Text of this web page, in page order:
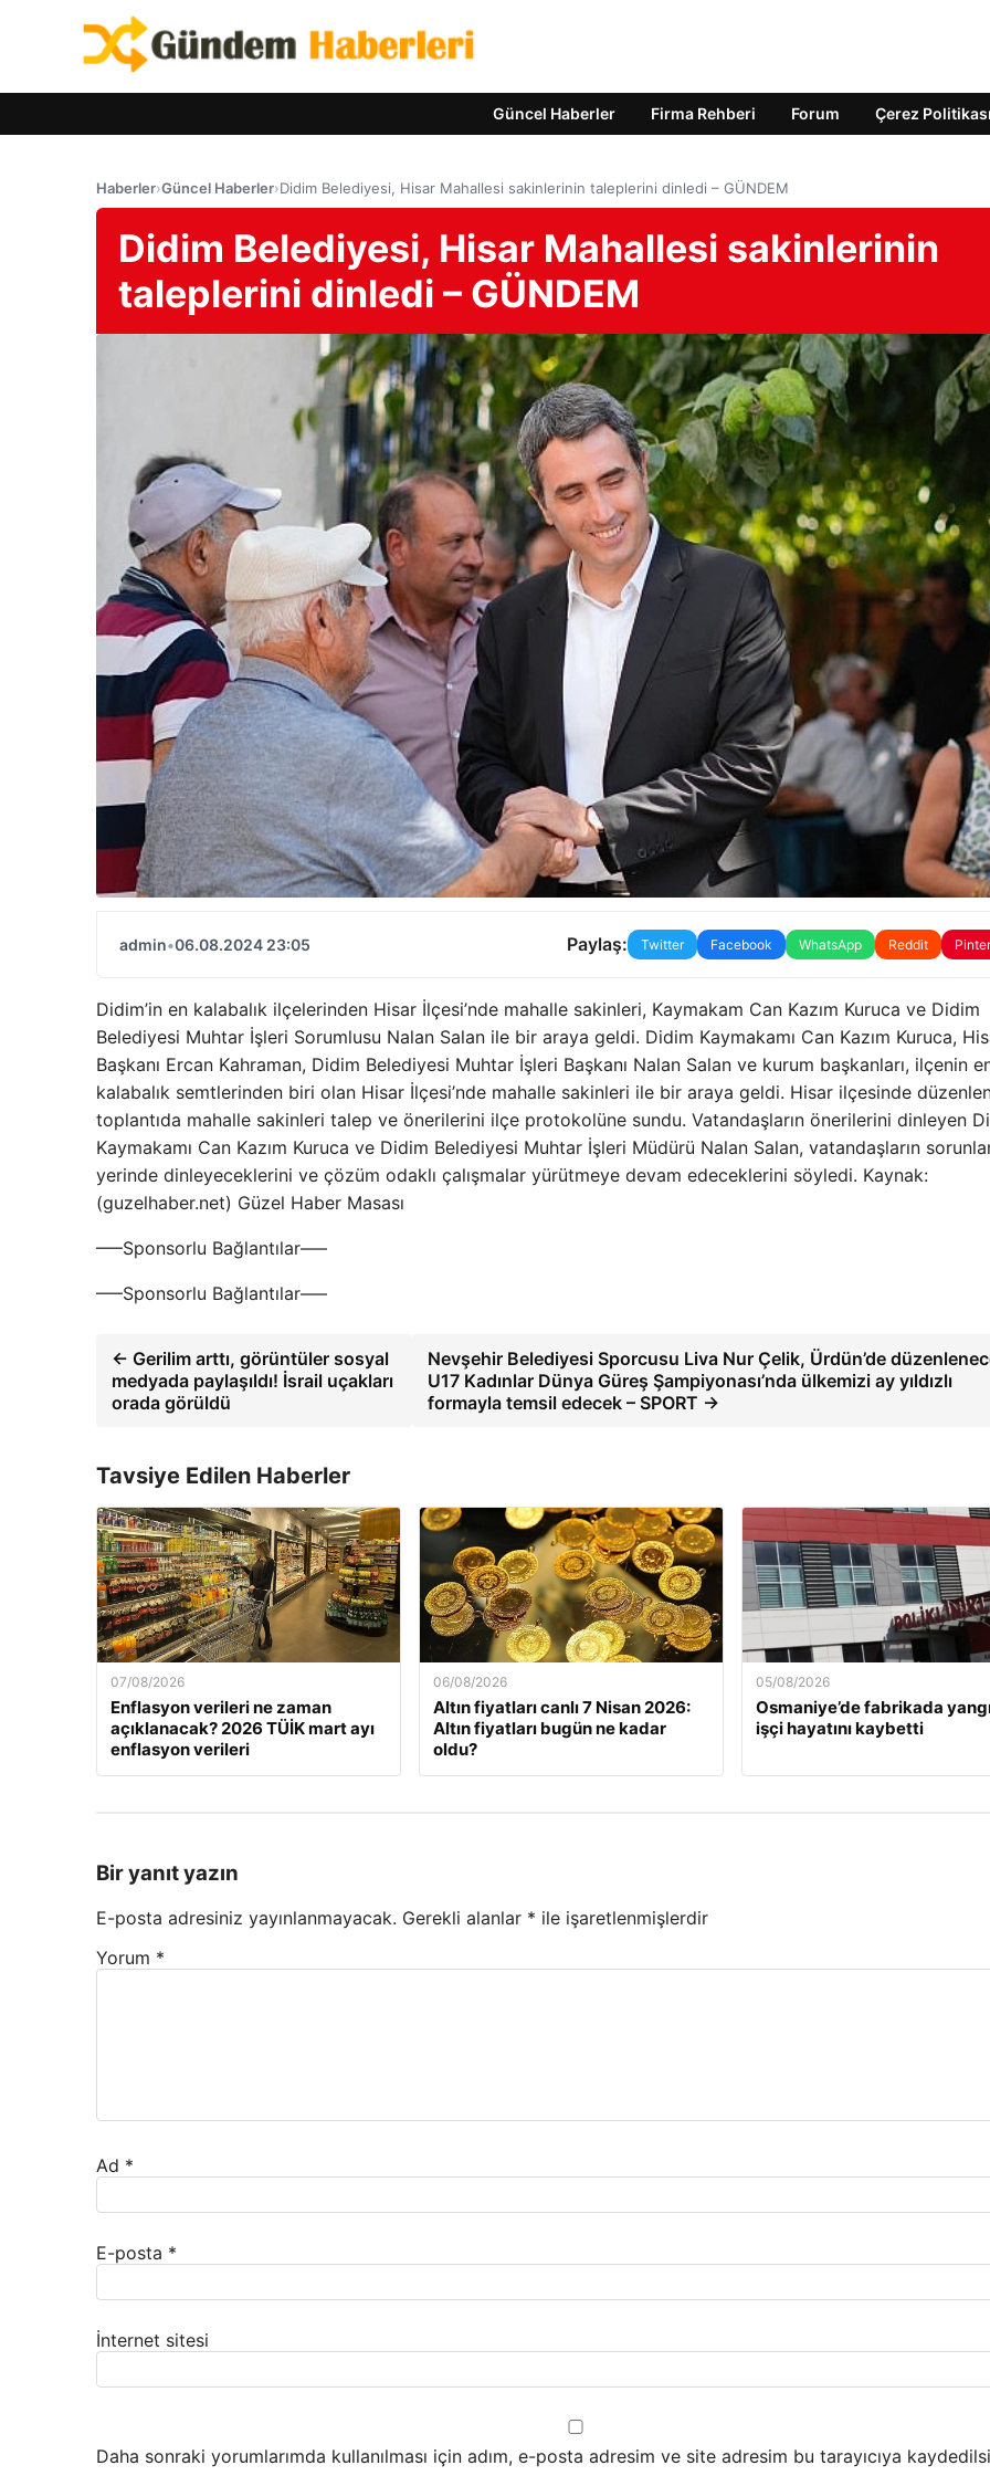
Güncel Haberler Firma Rehberi Forum Çerez Politikası
Haberler›Güncel Haberler›Didim Belediyesi, Hisar Mahallesi sakinlerinin taleplerini dinledi – GÜNDEM
Didim Belediyesi, Hisar Mahallesi sakinlerinin
taleplerini dinledi – GÜNDEM
admin•06.08.2024 23:05 Paylaş: Twitter Facebook WhatsApp Reddit
Didim’in en kalabalık ilçelerinden Hisar İlçesi’nde mahalle sakinleri, Kaymakam Can Kazım Kuruca ve Didim
Belediyesi Muhtar İşleri Sorumlusu Nalan Salan ile bir araya geldi. Didim Kaymakamı Can Kazım Kuruca,
Başkanı Ercan Kahraman, Didim Belediyesi Muhtar İşleri Başkanı Nalan Salan ve kurum başkanları, ilçenin
kalabalık semtlerinden biri olan Hisar İlçesi’nde mahalle sakinleri ile bir araya geldi. Hisar ilçesinde
toplantıda mahalle sakinleri talep ve önerilerini ilçe protokolüne sundu. Vatandaşların önerilerini dinleyen
Kaymakamı Can Kazım Kuruca ve Didim Belediyesi Muhtar İşleri Müdürü Nalan Salan, vatandaşların
yerinde dinleyeceklerini ve çözüm odaklı çalışmalar yürütmeye devam edeceklerini söyledi. Kaynak:
(guzelhaber.net) Güzel Haber Masası
—–Sponsorlu Bağlantılar—–
—–Sponsorlu Bağlantılar—–
← Gerilim arttı, görüntüler sosyal
medyada paylaşıldı! İsrail uçakları
orada görüldü
Nevşehir Belediyesi Sporcusu Liva Nur Çelik, Ürdün’de
U17 Kadınlar Dünya Güreş Şampiyonası’nda ülkemizi ay yıldızlı
formayla temsil edecek – SPORT →
Tavsiye Edilen Haberler
07/08/2026
Enflasyon verileri ne zaman
açıklanacak? 2026 TÜİK mart ayı
enflasyon verileri
06/08/2026
Altın fiyatları canlı 7 Nisan 2026:
Altın fiyatları bugün ne kadar
oldu?
05/08/2026
Osmaniye’de fabrikada
işçi hayatını kaybetti
Bir yanıt yazın
E-posta adresiniz yayınlanmayacak. Gerekli alanlar * ile işaretlenmişlerdir
Yorum *
Ad *
E-posta *
İnternet sitesi
Daha sonraki yorumlarımda kullanılması için adım, e-posta adresim ve site adresim bu tarayıcıya